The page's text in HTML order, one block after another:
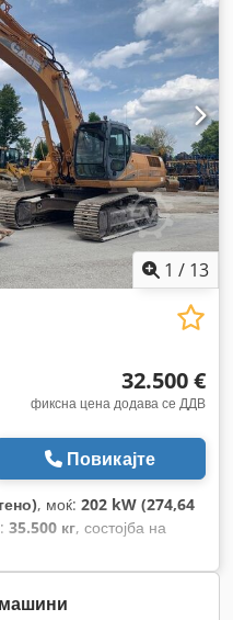
1 / 13
32.500 €
фиксна цена додава се ДДВ
Повикајте
, моќ: 202 kW (274,64
35.500 кг, состојба на
изградба:
уред,